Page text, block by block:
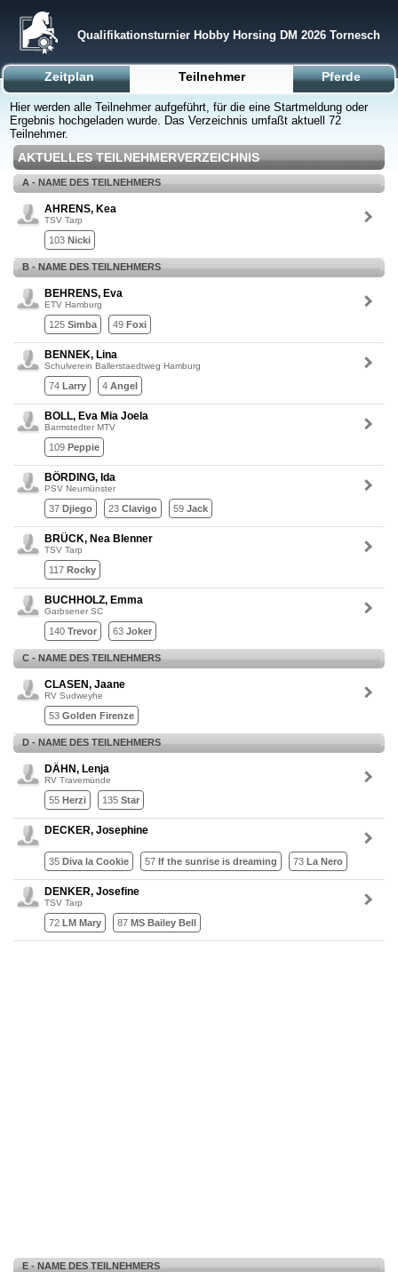
Qualifikationsturnier Hobby Horsing DM 2026 Tornesch
Zeitplan Teilnehmer Pferde
Hier werden alle Teilnehmer aufgeführt, für die eine Startmeldung oder
Ergebnis hochgeladen wurde. Das Verzeichnis umfaßt aktuell 72
Teilnehmer.
AKTUELLES TEILNEHMERVERZEICHNIS
A - NAME DES TEILNEHMERS
AHRENS, Kea
TSV Tarp
103 Nicki
B - NAME DES TEILNEHMERS
BEHRENS, Eva
ETV Hamburg
125 Simba 49 Foxi
BENNEK, Lina
Schulverein Ballerstaedtweg Hamburg
74 Larry 4 Angel
BOLL, Eva Mia Joela
Barmstedter MTV
109 Peppie
BÖRDING, Ida
PSV Neumünster
37 Djiego 23 Clavigo 59 Jack
BRÜCK, Nea Blenner
TSV Tarp
117 Rocky
BUCHHOLZ, Emma
Garbsener SC
140 Trevor 63 Joker
C - NAME DES TEILNEHMERS
CLASEN, Jaane
RV Sudweyhe
53 Golden Firenze
D - NAME DES TEILNEHMERS
DÄHN, Lenja
RV Travemünde
55 Herzi 135 Star
DECKER, Josephine
35 Diva la Cookie 57 If the sunrise is dreaming 73 La Nero
DENKER, Josefine
TSV Tarp
72 LM Mary 87 MS Bailey Bell
E - NAME DES TEILNEHMERS